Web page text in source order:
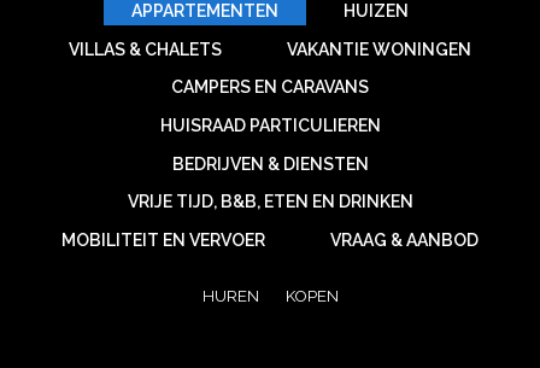
APPARTEMENTEN
HUIZEN
VILLAS & CHALETS
VAKANTIE WONINGEN
CAMPERS EN CARAVANS
HUISRAAD PARTICULIEREN
BEDRIJVEN & DIENSTEN
VRIJE TIJD, B&B, ETEN EN DRINKEN
MOBILITEIT EN VERVOER
VRAAG & AANBOD
HUREN KOPEN